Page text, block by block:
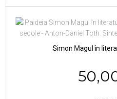
Simon Magul în